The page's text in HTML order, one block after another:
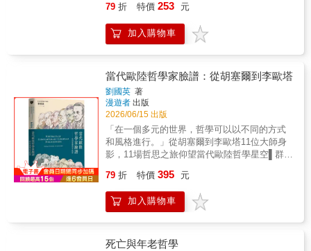
對會讓你思考、大笑並獲益良多。‧我想把本書
給那些鄙視哲學的人——因為就算是為了鄙視
它，你也得拿出論據才行。‧不論是對第一次接
觸哲學的新手，還是希望透過閱讀來激發自己
這本書。毫無疑問，這是一本在闔上很久之
後，依然會讓你持續反思的好書。‧在這個人們
被無數資訊和言論淹沒、卻往往分不清其價值
與真偽的時代，這絕對是一本值得擁有、一讀
再讀的好書。‧在作者提出的每個問題中，都出
神入化地將不同哲學家的視角編織在一起。他
對這些哲學論點的解釋極為高明，在必要且不
入了較為生活化的口語，為整本書注入了清新
感與活力。‧這本書最棒的地方之一，就是作者
那優雅的幽默感。他的幽默悄無聲息、不著痕
跡，因此完全不會讓人感到負擔，反而因為運
本書真是一大享受。它成功地讓每一個概念讀
哲學」）。這些著作從多個方面進一步展示了
代求知者的啟蒙之作 帶領大家深化邏輯、看透
表象、保持好奇心本書當代公認的最佳哲學入
門書，諾貝爾獎得主羅素以其特有的幽默與精
建立清晰的思考架構。這部作品有兩個層面，
其一是對近代哲學的概覽。羅素從英國哲學家
巴克萊出發，展示如何去質疑習以為常的表
象。隨後，羅素介紹了笛卡兒，並說明「系統
性的懷疑論」是哲學的根基。隨後他轉向了德
國哲學家康德，以探討「先驗的綜合知識」是
否可能。最後，羅素回到了古希臘，進入柏拉
圖的觀念論世界。除此之外，他還詳細區分不
同類型的知識，並介紹了休謨的歸納原則、基
正的哲學沉思不是自我侷限，而是來自於心靈
的逐漸擴展。唯有保持理性、不受制於盲目的
期待或恐懼，才能走出偏見與習慣的牢籠。這
它是一本複習近代知識論發展的入門書，對於
79 折 特價 253 元
加入購物車
當代歐陸哲學家臉譜：從胡塞爾到李歐塔
劉國英 著
漫遊者 出版
2026/06/15 出版
「在一個多元的世界，哲學可以以不同的方式
和風格進行。」從胡塞爾到李歐塔11位大師身
影，11場哲思之旅仰望當代歐陸哲學星空▌群星
峰期，現象學、存在主義、解釋學、結構主
義、後結構主義、後現代主義、解構、批判理
論等蓬勃發展，彼此緊密關聯，更與文學、人
想，包括：✦德國現象學兩大奠基者：胡塞
79 折 特價 395 元
加入購物車
死亡與年老哲學